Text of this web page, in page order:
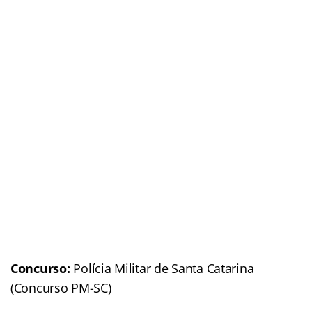
Concurso: Polícia Militar de Santa Catarina
(Concurso PM-SC)